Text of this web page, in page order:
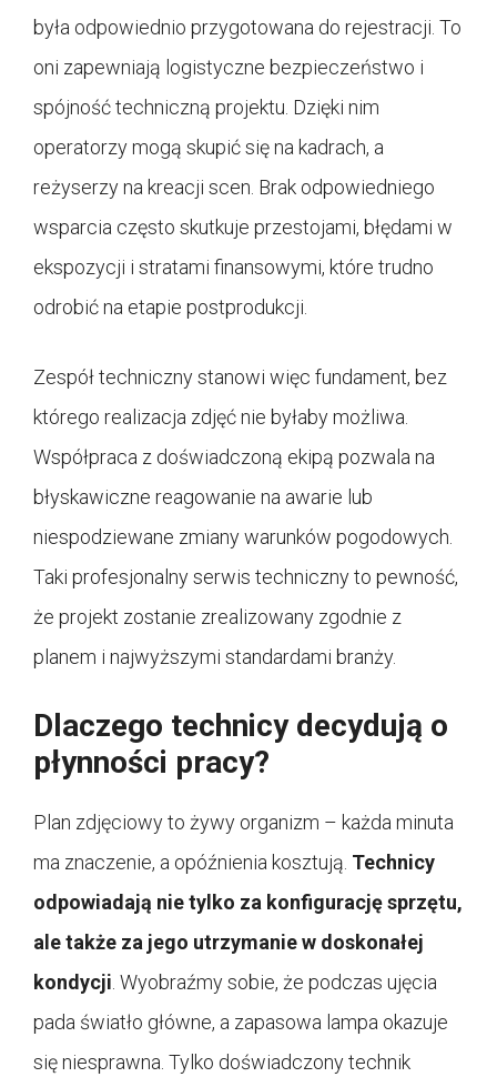
była odpowiednio przygotowana do rejestracji. To
oni zapewniają logistyczne bezpieczeństwo i
spójność techniczną projektu. Dzięki nim
operatorzy mogą skupić się na kadrach, a
reżyserzy na kreacji scen. Brak odpowiedniego
wsparcia często skutkuje przestojami, błędami w
ekspozycji i stratami finansowymi, które trudno
odrobić na etapie postprodukcji.
Zespół techniczny stanowi więc fundament, bez
którego realizacja zdjęć nie byłaby możliwa.
Współpraca z doświadczoną ekipą pozwala na
błyskawiczne reagowanie na awarie lub
niespodziewane zmiany warunków pogodowych.
Taki profesjonalny serwis techniczny to pewność,
że projekt zostanie zrealizowany zgodnie z
planem i najwyższymi standardami branży.
Dlaczego technicy decydują o
płynności pracy?
Plan zdjęciowy to żywy organizm – każda minuta
ma znaczenie, a opóźnienia kosztują. Technicy
odpowiadają nie tylko za konfigurację sprzętu,
ale także za jego utrzymanie w doskonałej
kondycji . Wyobraźmy sobie, że podczas ujęcia
pada światło główne, a zapasowa lampa okazuje
się niesprawna. Tylko doświadczony technik